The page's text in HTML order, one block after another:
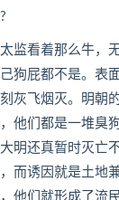
看着那么牛，
狗屁都不是。表
灰飞烟灭。明朝
他们都是一堆臭
明还真暂时灭亡
而诱因就是土地
他们就形成了流